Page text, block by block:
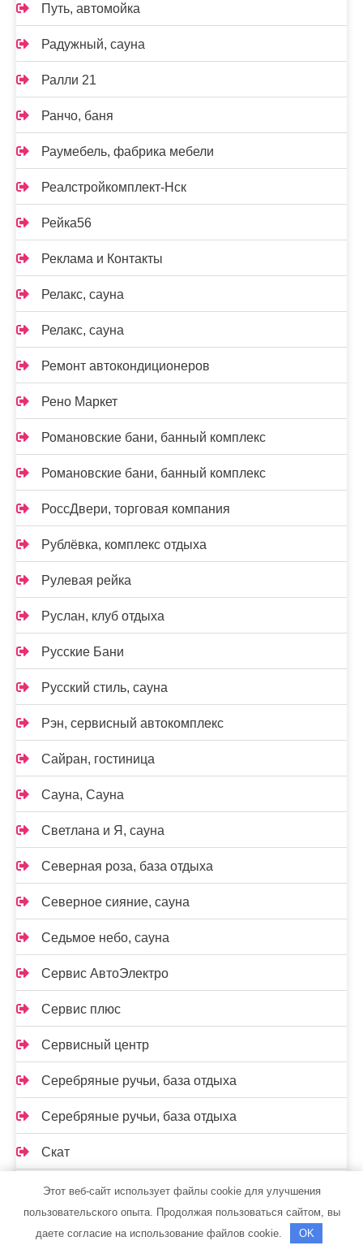
Путь, автомойка
Радужный, сауна
Ралли 21
Ранчо, баня
Раумебель, фабрика мебели
Реалстройкомплект-Нск
Рейка56
Реклама и Контакты
Релакс, сауна
Релакс, сауна
Ремонт автокондиционеров
Рено Маркет
Романовские бани, банный комплекс
Романовские бани, банный комплекс
РоссДвери, торговая компания
Рублёвка, комплекс отдыха
Рулевая рейка
Руслан, клуб отдыха
Русские Бани
Русский стиль, сауна
Рэн, сервисный автокомплекс
Сайран, гостиница
Сауна, Сауна
Светлана и Я, сауна
Северная роза, база отдыха
Северное сияние, сауна
Седьмое небо, сауна
Сервис АвтоЭлектро
Сервис плюс
Сервисный центр
Серебряные ручьи, база отдыха
Серебряные ручьи, база отдыха
Скат
Скиф, автомойка
Этот веб-сайт использует файлы cookie для улучшения
пользовательского опыта. Продолжая пользоваться сайтом, вы
даете согласие на использование файлов cookie.
OK